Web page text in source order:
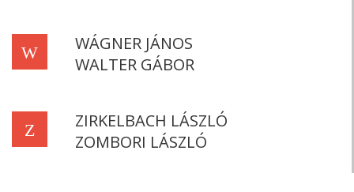
W
WÁGNER JÁNOS
WALTER GÁBOR
Z
ZIRKELBACH LÁSZLÓ
ZOMBORI LÁSZLÓ